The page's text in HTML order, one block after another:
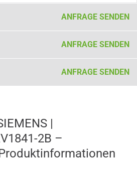
ANFRAGE SENDEN
ANFRAGE SENDEN
ANFRAGE SENDEN
|
2B –